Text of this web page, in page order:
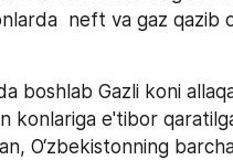
neft va gaz qazib
boshlab Gazli koni
konlariga e'tibor
O‘zbekistonning